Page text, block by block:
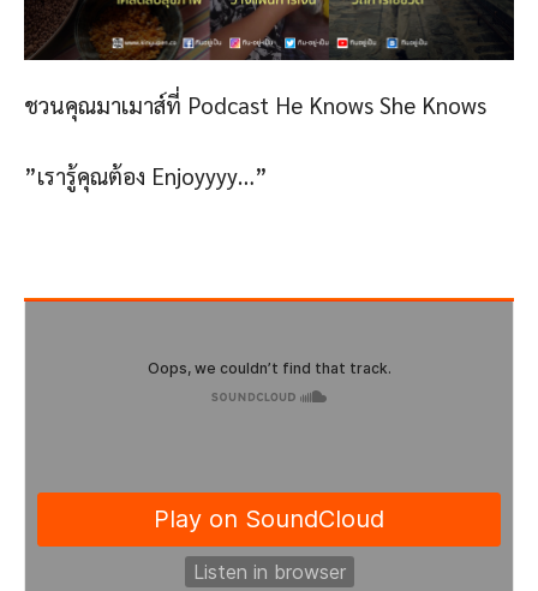
ชวนคุณมาเมาส์ที่ Podcast He Knows She Knows
”เรารู้คุณต้อง Enjoyyyy…”